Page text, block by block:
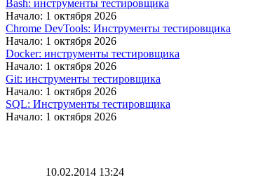
Bash: инструменты тестировщика
Начало: 1 октября 2026
Chrome DevTools: Инструменты тестировщика
Начало: 1 октября 2026
Docker: инструменты тестировщика
Начало: 1 октября 2026
Git: инструменты тестировщика
Начало: 1 октября 2026
SQL: Инструменты тестировщика
Начало: 1 октября 2026
10.02.2014 13:24